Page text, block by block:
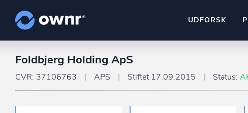
UDFORSK
Hold dig opdateret og compliant
Kun
Foldbjerg Holding ApS
CVR: 37106763 APS Stiftet 17.09.2015 Status: